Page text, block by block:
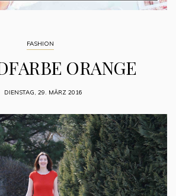
FASHION
ORANGE
DIENSTAG, 29. MÄRZ 2016